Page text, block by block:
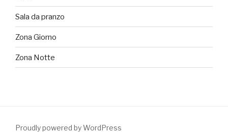
Sala da pranzo
Zona Giorno
Zona Notte
Proudly powered by WordPress